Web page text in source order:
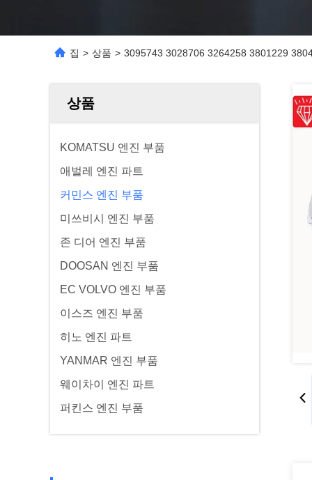
집 > 상품 > 3095743 3028706 3264258 3801229
상품
KOMATSU 엔진 부품
애벌레 엔진 파트
커민스 엔진 부품
미쓰비시 엔진 부품
존 디어 엔진 부품
DOOSAN 엔진 부품
EC VOLVO 엔진 부품
이스즈 엔진 부품
히노 엔진 파트
YANMAR 엔진 부품
웨이차이 엔진 파트
퍼킨스 엔진 부품